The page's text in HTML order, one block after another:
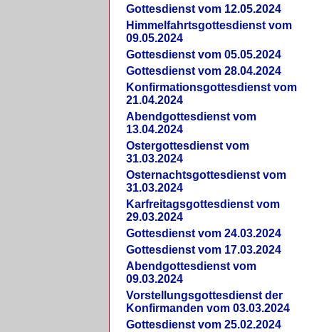
Gottesdienst vom 12.05.2024
Himmelfahrtsgottesdienst vom
09.05.2024
Gottesdienst vom 05.05.2024
Gottesdienst vom 28.04.2024
Konfirmationsgottesdienst vom
21.04.2024
Abendgottesdienst vom
13.04.2024
Ostergottesdienst vom
31.03.2024
Osternachtsgottesdienst vom
31.03.2024
Karfreitagsgottesdienst vom
29.03.2024
Gottesdienst vom 24.03.2024
Gottesdienst vom 17.03.2024
Abendgottesdienst vom
09.03.2024
Vorstellungsgottesdienst der
Konfirmanden vom 03.03.2024
Gottesdienst vom 25.02.2024